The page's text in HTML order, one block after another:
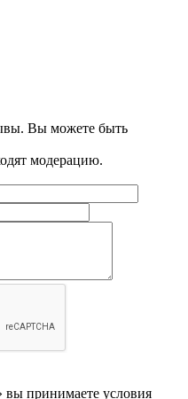
Вы можете быть
модерацию.
принимаете условия